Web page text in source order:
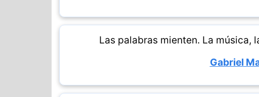
Las palabras mienten. La música,
Gabriel